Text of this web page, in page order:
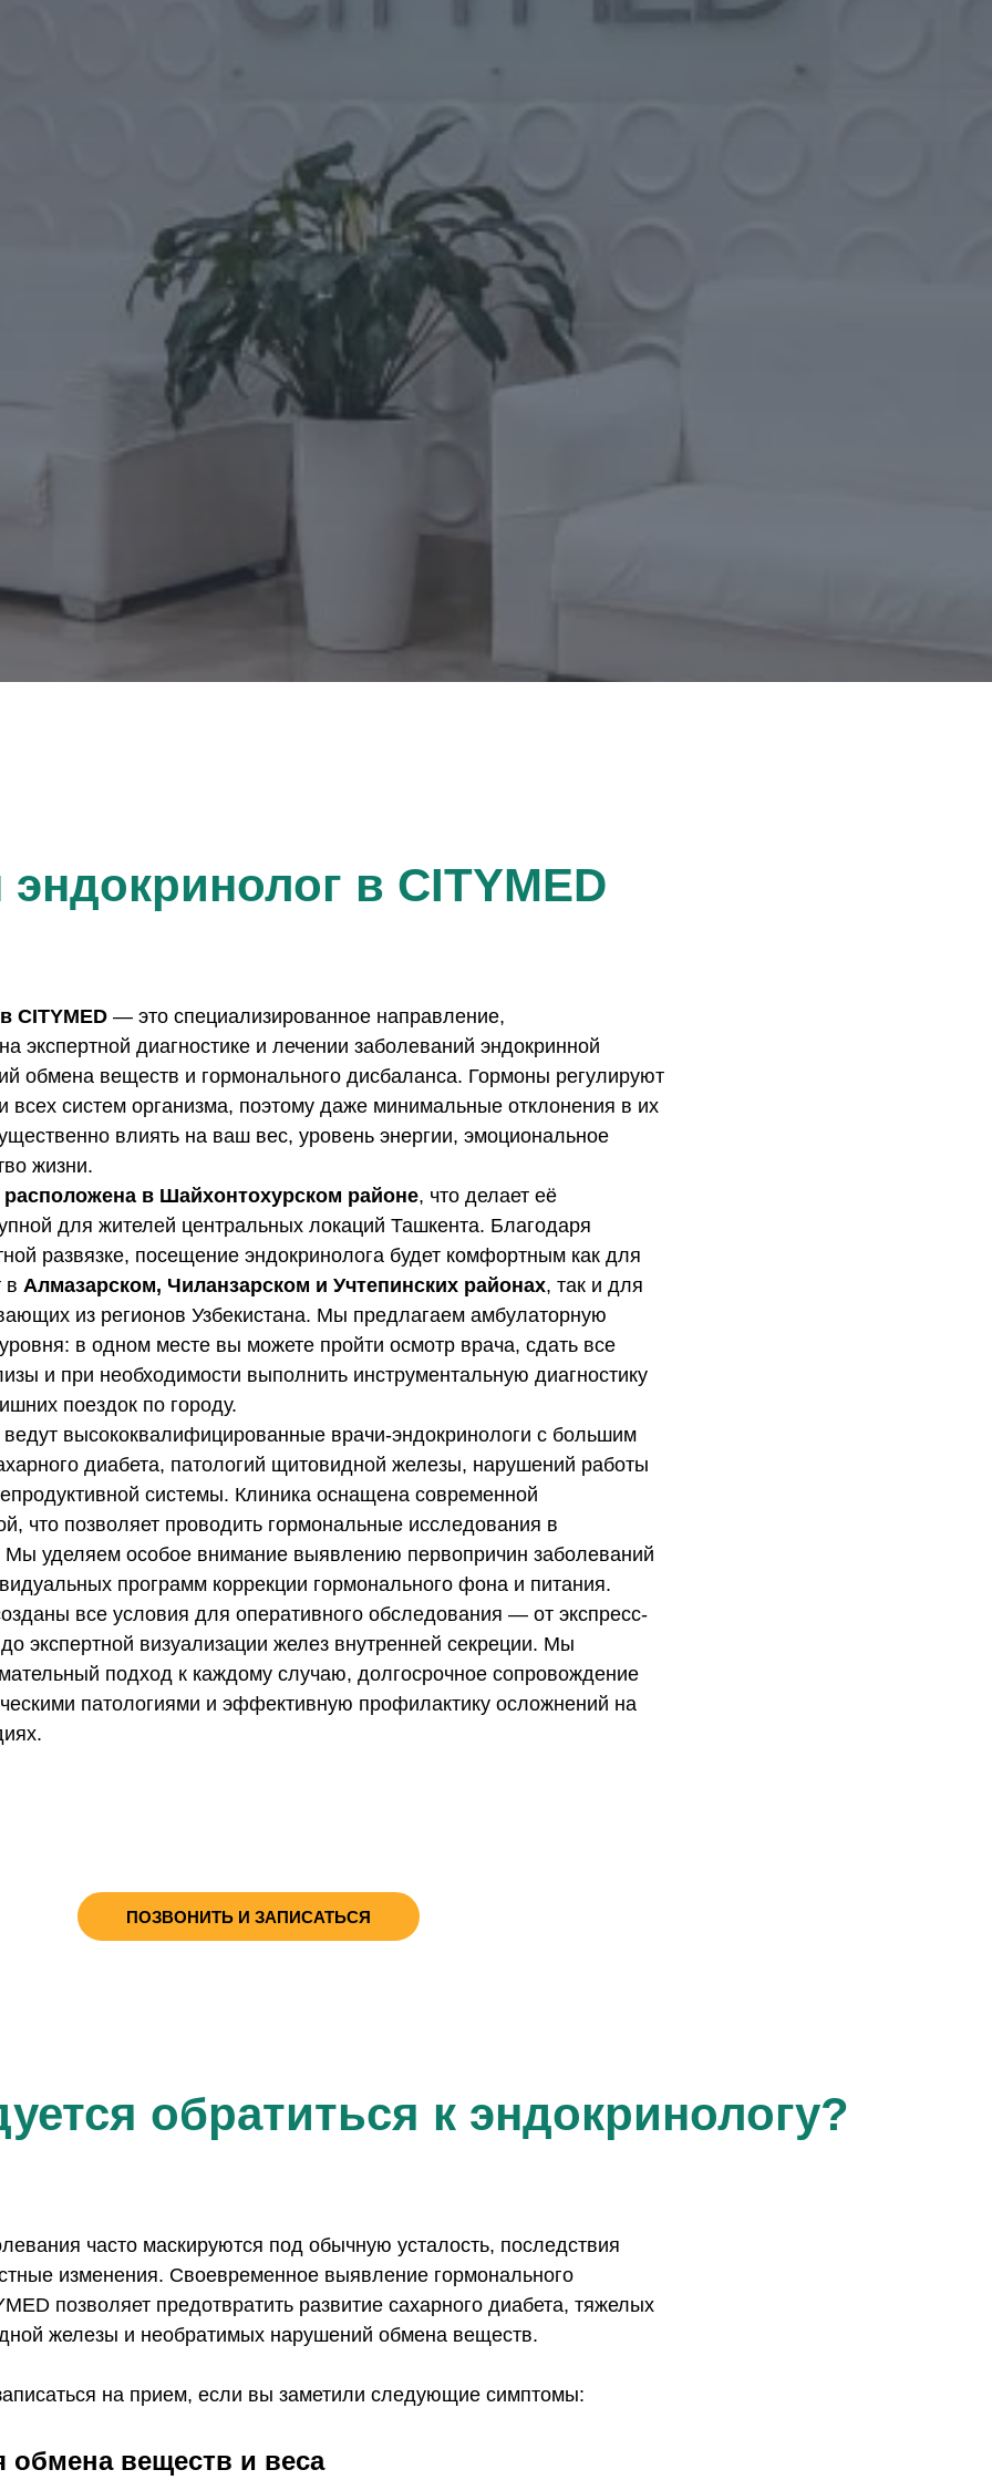
в CITYMED
CITYMED — это специализированное направление,
экспертной диагностике и лечении заболеваний эндокринной
обмена веществ и гормонального дисбаланса. Гормоны регулируют
всех систем организма, поэтому даже минимальные отклонения в их
влиять на ваш вес, уровень энергии, эмоциональное
жизни.
расположена в Шайхонтохурском районе, что делает её
для жителей центральных локаций Ташкента. Благодаря
развязке, посещение эндокринолога будет комфортным как для
в Алмазарском, Чиланзарском и Учтепинских районах, так и для
из регионов Узбекистана. Мы предлагаем амбулаторную
в одном месте вы можете пройти осмотр врача, сдать все
и при необходимости выполнить инструментальную диагностику
поездок по городу.
высококвалифицированные врачи-эндокринологи с большим
диабета, патологий щитовидной железы, нарушений работы
системы. Клиника оснащена современной
что позволяет проводить гормональные исследования в
Мы уделяем особое внимание выявлению первопричин заболеваний
программ коррекции гормонального фона и питания.
все условия для оперативного обследования — от экспресс-
экспертной визуализации желез внутренней секреции. Мы
подход к каждому случаю, долгосрочное сопровождение
патологиями и эффективную профилактику осложнений на
ПОЗВОНИТЬ И ЗАПИСАТЬСЯ
обратиться к эндокринологу?
часто маскируются под обычную усталость, последствия
изменения. Своевременное выявление гормонального
позволяет предотвратить развитие сахарного диабета, тяжелых
железы и необратимых нарушений обмена веществ.
на прием, если вы заметили следующие симптомы:
обмена веществ и веса